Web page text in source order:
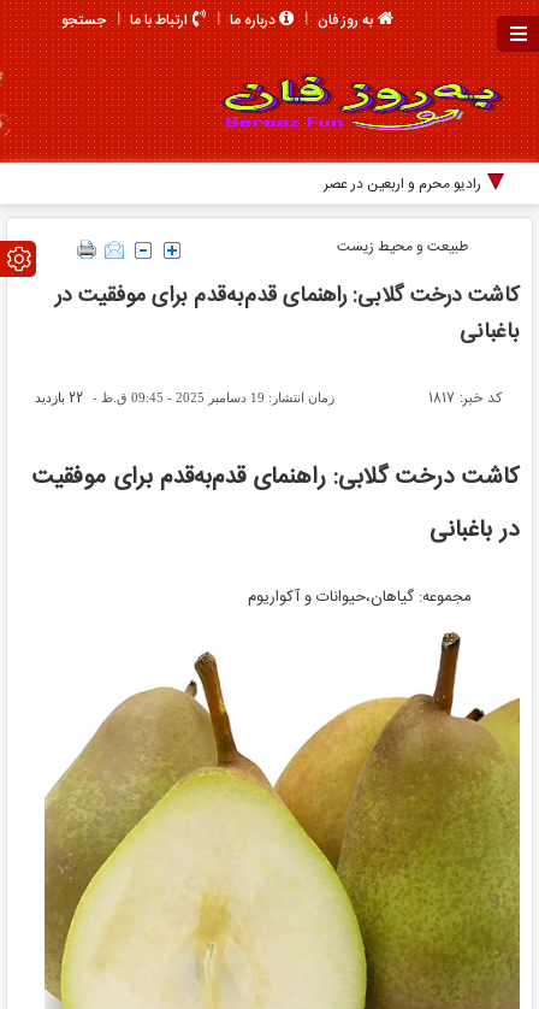
به روز فان درباره ما ارتباط با ما جستجو
رادیو محرم و اربعین در عصر هزاران صدا؛ روایت تازه کجاس
طبیعت و محیط زیست
کاشت درخت گلابی: راهنمای قدم‌به‌قدم برای موفقیت در
باغبانی
کد خبر: 1817 زمان انتشار: 19 دسامبر 2025 - 09:45 ق.ظ - 22 بازدید
کاشت درخت گلابی: راهنمای قدم‌به‌قدم برای موفقیت
در باغبانی
مجموعه: گیاهان،حیوانات و آکواریوم